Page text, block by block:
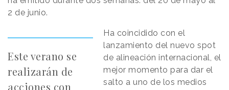
2 de junio.
Este verano se
realizarán de
acciones con
Ha coincidido con el
lanzamiento del nuevo spot
de alineación internacional, el
mejor momento para dar el
salto a uno de los medios